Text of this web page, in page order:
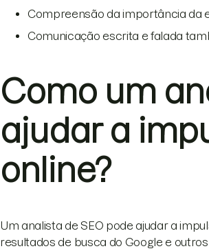
Compreensão da importância da
Comunicação escrita e falada
Como um
ajudar a
online?
Um analista de SEO pode ajudar a
resultados de busca do Google e